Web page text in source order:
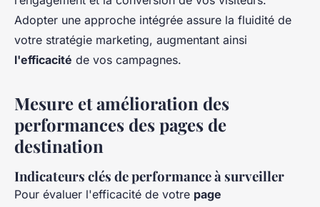
Adopter une approche intégrée assure la fluidité de
votre stratégie marketing, augmentant ainsi
l'efficacité de vos campagnes.
Mesure et amélioration des
performances des pages de
destination
Indicateurs clés de performance à surveiller
Pour évaluer l'efficacité de votre page